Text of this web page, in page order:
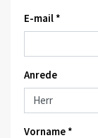
E-mail *
Anrede
Vorname *